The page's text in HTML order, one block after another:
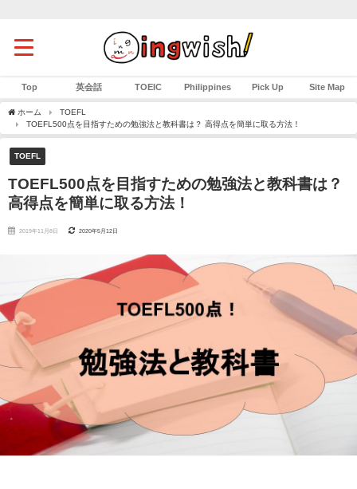
Top 英会話 TOEIC Philippines Pick Up Site Map
ホーム
TOEFL
TOEFL500点を目指すための勉強法と教科書は？ 高得点を簡単に取る方法！
TOEFL
TOEFL500点を目指すための勉強法と教科書は？
高得点を簡単に取る方法！
2019年11月8日 2020年5月12日